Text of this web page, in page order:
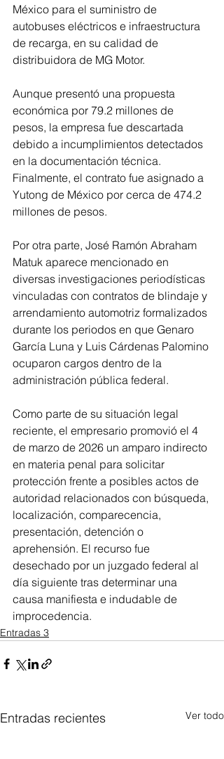
México para el suministro de
autobuses eléctricos e infraestructura
de recarga, en su calidad de
distribuidora de MG Motor.
Aunque presentó una propuesta
económica por 79.2 millones de
pesos, la empresa fue descartada
debido a incumplimientos detectados
en la documentación técnica.
Finalmente, el contrato fue asignado a
Yutong de México por cerca de 474.2
millones de pesos.
Por otra parte, José Ramón Abraham
Matuk aparece mencionado en
diversas investigaciones periodísticas
vinculadas con contratos de blindaje y
arrendamiento automotriz formalizados
durante los periodos en que Genaro
García Luna y Luis Cárdenas Palomino
ocuparon cargos dentro de la
administración pública federal.
Como parte de su situación legal
reciente, el empresario promovió el 4
de marzo de 2026 un amparo indirecto
en materia penal para solicitar
protección frente a posibles actos de
autoridad relacionados con búsqueda,
localización, comparecencia,
presentación, detención o
aprehensión. El recurso fue
desechado por un juzgado federal al
día siguiente tras determinar una
causa manifiesta e indudable de
improcedencia.
Entradas 3
Entradas recientes Ver todo